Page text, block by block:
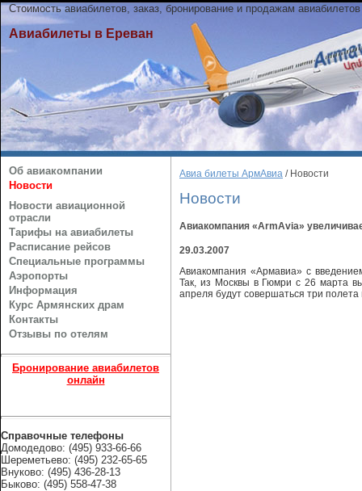
Стоимость авиабилетов, заказ, бронирование и продажам
Авиабилеты в Ереван
Об авиакомпании
Новости
Новости авиационной
отрасли
Тарифы на авиабилеты
Расписание рейсов
Специальные программы
Аэропорты
Информация
Курс Армянских драм
Контакты
Отзывы по отелям
Бронирование авиабилетов
онлайн
Справочные телефоны
Домодедово: (495) 933-66-66
Шереметьево: (495) 232-65-65
Внуково: (495) 436-28-13
Быково: (495) 558-47-38
Авиа билеты АрмАвиа / Новости
Новости
Авиакомпания «ArmAvia»
29.03.2007
Авиакомпания «Армавиа» с
Так, из Москвы в Гюмри с 26 марта
апреля будут совершаться три